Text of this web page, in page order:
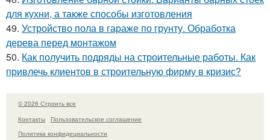
для кухни, а также способы изготовления
49. Устройство пола в гараже по грунту. Обработка
дерева перед монтажом
50. Как получить подряды на строительные работы. Как
привлечь клиентов в строительную фирму в кризис?
© 2026 Строить все
Контакты
Пользовательское соглашение
Политика конфидециальности